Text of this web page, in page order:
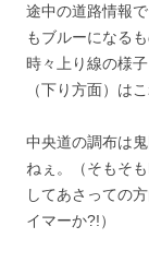
途中の道路情報
もブルーになる
時々上り線の様
（下り方面）は
中央道の調布は
ねぇ。（そもそ
してあさっての
イマーか?!）